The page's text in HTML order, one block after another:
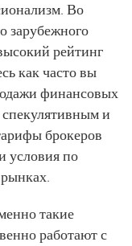
Во
зарубежного
рейтинг
как часто вы
финансовых
и
брокеров
условия по
такие
работают с